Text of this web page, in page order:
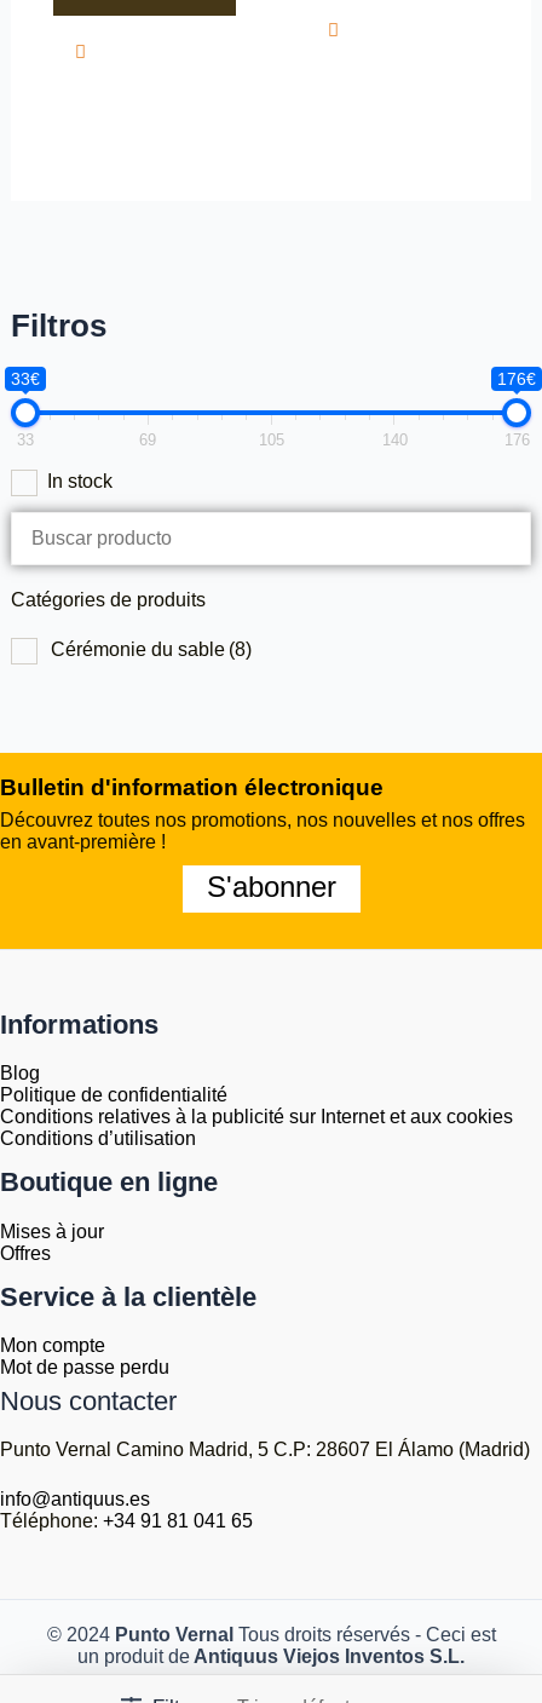
Filtros
33€ 176€
33 69 105 140 176
In stock
Catégories de produits
Cérémonie du sable (8)
Bulletin d'information électronique
Découvrez toutes nos promotions, nos nouvelles et nos offres
en avant-première !
S'abonner
Informations
Blog
Politique de confidentialité
Conditions relatives à la publicité sur Internet et aux cookies
Conditions d’utilisation
Boutique en ligne
Mises à jour
Offres
Service à la clientèle
Mon compte
Mot de passe perdu
Nous contacter
Punto Vernal Camino Madrid, 5 C.P: 28607 El Álamo (Madrid)
info@antiquus.es
Téléphone: +34 91 81 041 65
© 2024Punto Vernal Tous droits réservés - Ceci est
un produit deAntiquus Viejos Inventos S.L.